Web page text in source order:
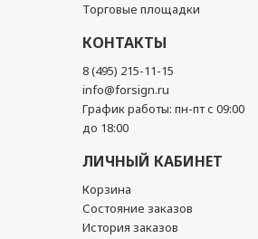
Торговые площадки
КОНТАКТЫ
8 (495) 215-11-15
info@forsign.ru
График работы: пн-пт с 09:00
до 18:00
ЛИЧНЫЙ КАБИНЕТ
Корзина
Состояние заказов
История заказов